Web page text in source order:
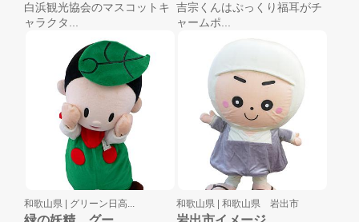
白浜観光協会のマスコットキ
ャラクタ...
吉宗くんはぷっくり福耳がチ
ャームポ...
和歌山県 | グリーン日高... 和歌山県 | 和歌山県 岩出市